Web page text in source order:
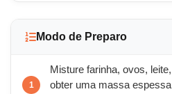
Modo de Preparo
Misture farinha, ovos,
obter uma massa